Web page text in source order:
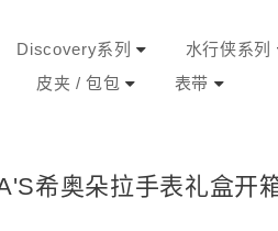
Discovery系列
水行侠系列
皮夹 / 包包
表带
希奥朵拉手表礼盒开